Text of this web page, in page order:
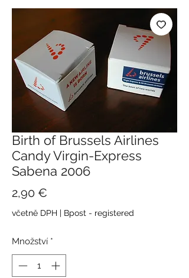
Birth of Brussels Airlines
Candy Virgin-Express
Sabena 2006
2,90 €
včetně DPH | Bpost - registered
Množství *